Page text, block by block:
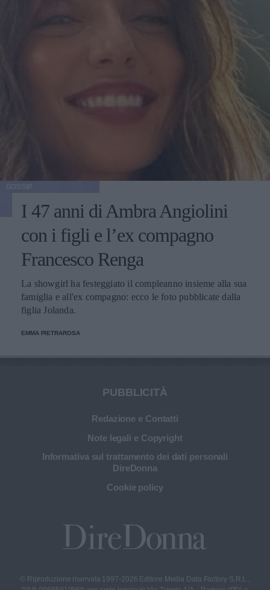
I 47 anni di Ambra Angiolini
con i figli e l’ex compagno
Francesco Renga
La showgirl ha festeggiato il compleanno insieme alla sua
famiglia e all'ex compagno: ecco le foto pubblicate dalla
figlia Jolanda.
EMMA PIETRAROSA
PUBBLICITÀ
Redazione e Contatti
Note legali e Copyright
Informativa sul trattamento dei dati personali
DireDonna
Cookie policy
© Riproduzione riservata 1997-2026 Editore Media Data Factory S.R.L.,